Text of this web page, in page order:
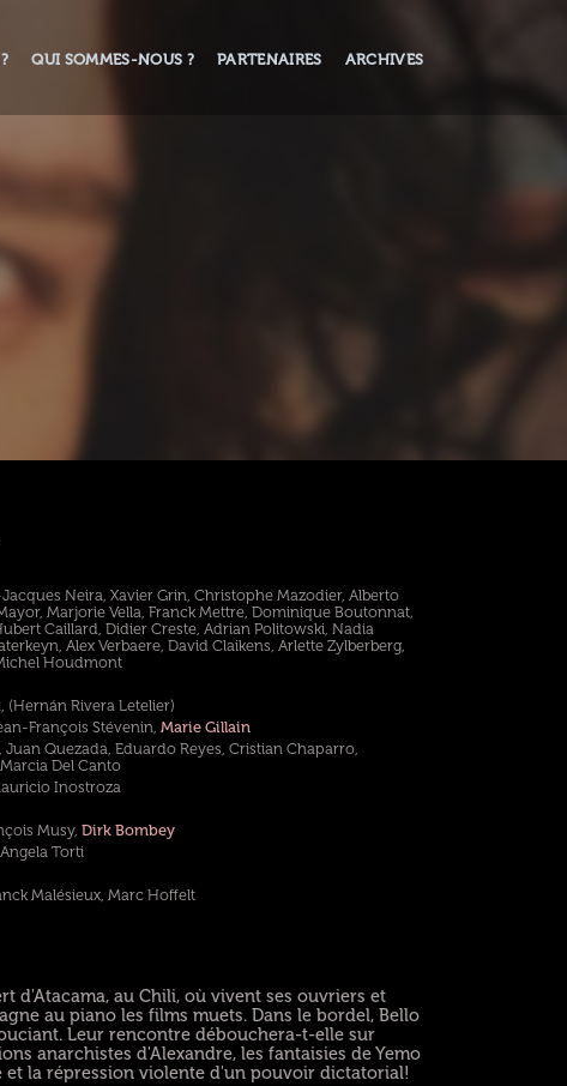
QUI SOMMES-NOUS ? PARTENAIRES ARCHIVES
Neira, Xavier Grin, Christophe Mazodier, Alberto
Marjorie Vella, Franck Mettre, Dominique Boutonnat,
Caillard, Didier Creste, Adrian Politowski, Nadia
Alex Verbaere, David Claikens, Arlette Zylberberg,
Houdmont
(Hernán Rivera Letelier)
François Stévenin, Marie Gillain
Quezada, Eduardo Reyes, Cristian Chaparro,
Del Canto
Inostroza
Musy, Dirk Bombey
Torti
Malésieux, Marc Hoffelt
d'Atacama, au Chili, où vivent ses ouvriers et
au piano les films muets. Dans le bordel, Bello
Leur rencontre débouchera-t-elle sur
anarchistes d'Alexandre, les fantaisies de Yemo
et la répression violente d'un pouvoir dictatorial!